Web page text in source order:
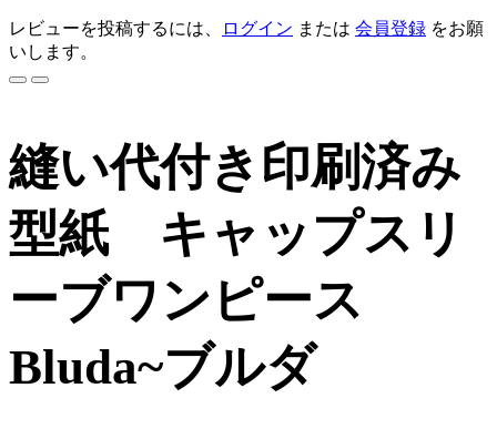
レビューを投稿するには、 ログイン または 会員登録 をお願
いします。
縫い代付き印刷済み
型紙 キャップスリ
ーブワンピース
Bluda~ブルダ